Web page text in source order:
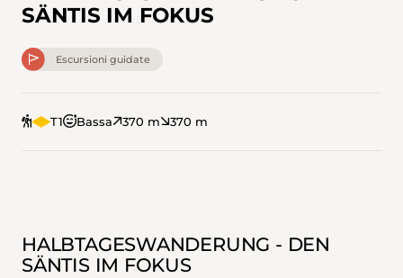
SÄNTIS IM FOKUS
Escursioni guidate
T1 Bassa 370 m 370 m
HALBTAGESWANDERUNG - DEN
SÄNTIS IM FOKUS